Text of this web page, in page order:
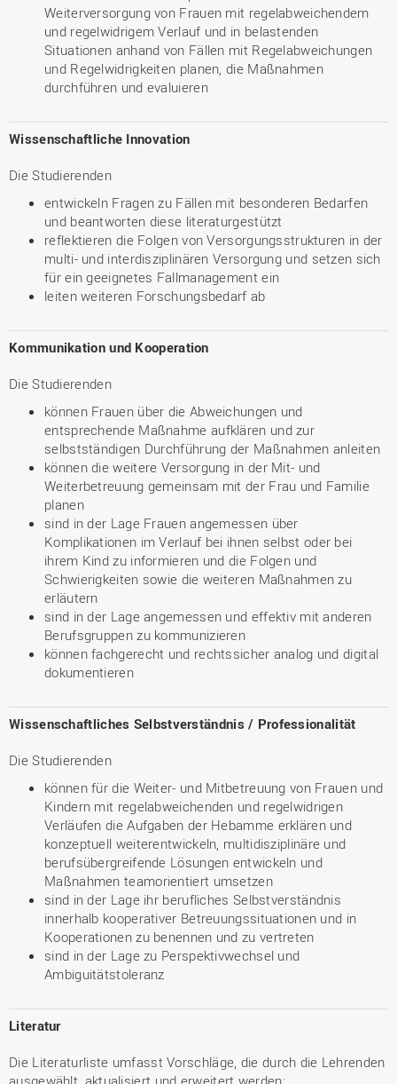
Weiterversorgung von Frauen mit regelabweichendem
und regelwidrigem Verlauf und in belastenden
Situationen anhand von Fällen mit Regelabweichungen
und Regelwidrigkeiten planen, die Maßnahmen
durchführen und evaluieren
Wissenschaftliche Innovation
Die Studierenden
entwickeln Fragen zu Fällen mit besonderen Bedarfen
und beantworten diese literaturgestützt
reflektieren die Folgen von Versorgungsstrukturen in der
multi- und interdisziplinären Versorgung und setzen sich
für ein geeignetes Fallmanagement ein
leiten weiteren Forschungsbedarf ab
Kommunikation und Kooperation
Die Studierenden
können Frauen über die Abweichungen und
entsprechende Maßnahme aufklären und zur
selbstständigen Durchführung der Maßnahmen anleiten
können die weitere Versorgung in der Mit- und
Weiterbetreuung gemeinsam mit der Frau und Familie
planen
sind in der Lage Frauen angemessen über
Komplikationen im Verlauf bei ihnen selbst oder bei
ihrem Kind zu informieren und die Folgen und
Schwierigkeiten sowie die weiteren Maßnahmen zu
erläutern
sind in der Lage angemessen und effektiv mit anderen
Berufsgruppen zu kommunizieren
können fachgerecht und rechtssicher analog und digital
dokumentieren
Wissenschaftliches Selbstverständnis / Professionalität
Die Studierenden
können für die Weiter- und Mitbetreuung von Frauen und
Kindern mit regelabweichenden und regelwidrigen
Verläufen die Aufgaben der Hebamme erklären und
konzeptuell weiterentwickeln, multidisziplinäre und
berufsübergreifende Lösungen entwickeln und
Maßnahmen teamorientiert umsetzen
sind in der Lage ihr berufliches Selbstverständnis
innerhalb kooperativer Betreuungssituationen und in
Kooperationen zu benennen und zu vertreten
sind in der Lage zu Perspektivwechsel und
Ambiguitätstoleranz
Literatur
Die Literaturliste umfasst Vorschläge, die durch die Lehrenden
ausgewählt, aktualisiert und erweitert werden: